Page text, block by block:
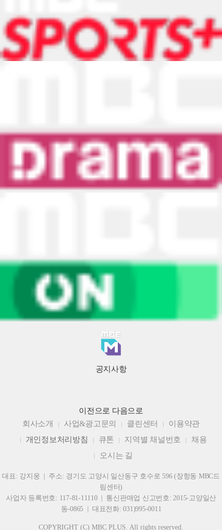
공지사항
이전으로 다음으로
회사소개
사업&광고문의 클린센터
이용약관
개인정보처리방침
큐톤 지역별 채널번호
채용
오시는 길
대표: 강지웅 | 주소: 경기도 고양시 일산동구 호수로 596 (장항동 MBC드
림센터)
사업자 등록번호: 117-81-11110 | 통신판매업 신고번호: 2015-고양일산
동-0865 | 대표전화: 031)995-0011
COPYRIGHT (C) MBC PLUS. All rights reserved.